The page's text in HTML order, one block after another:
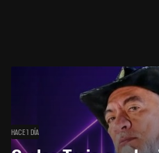
HACE 1 DÍA